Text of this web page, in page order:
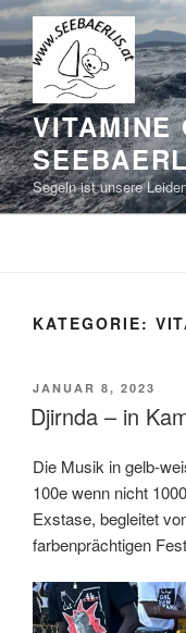
Zum
Inhalt
springen
VITAMINE
Segeln ist unsere
KATEGORIE:
VERÖFFENTLICHT
AM
JANUAR 8, 2023
Djirnda – in
Die Musik in gelb-
100e wenn nicht
Exstase, begleitet
farbenprächtigen